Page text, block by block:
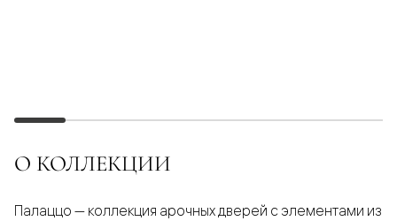
О КОЛЛЕКЦИИ
Палаццо — коллекция арочных дверей с элементами из